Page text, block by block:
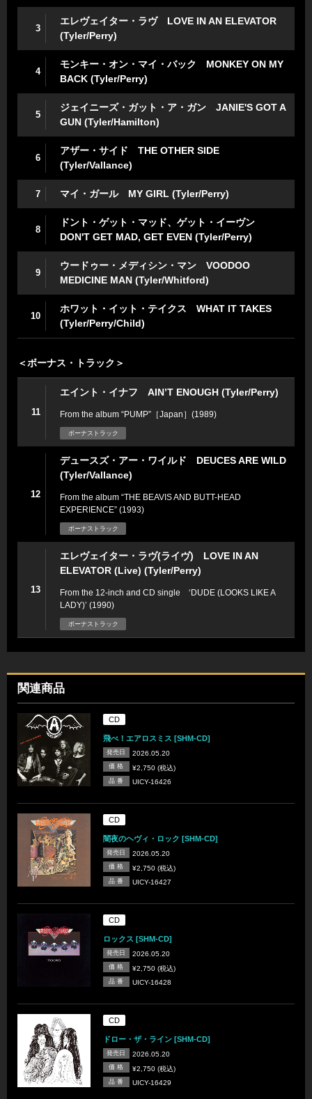
3
エレヴェイター・ラヴ LOVE IN AN ELEVATOR
(Tyler/Perry)
4
モンキー・オン・マイ・バック MONKEY ON MY
BACK (Tyler/Perry)
5
ジェイニーズ・ガット・ア・ガン JANIE'S GOT A
GUN (Tyler/Hamilton)
6
アザー・サイド THE OTHER SIDE
(Tyler/Vallance)
7 マイ・ガール MY GIRL (Tyler/Perry)
8
ドント・ゲット・マッド、ゲット・イーヴン
DON'T GET MAD, GET EVEN (Tyler/Perry)
9
ウードゥー・メディシン・マン VOODOO
MEDICINE MAN (Tyler/Whitford)
10
ホワット・イット・テイクス WHAT IT TAKES
(Tyler/Perry/Child)
＜ボーナス・トラック＞
11
エイント・イナフ AIN’T ENOUGH (Tyler/Perry)
From the album “PUMP”［Japan］(1989)
ボーナストラック
12
デュースズ・アー・ワイルド DEUCES ARE WILD
(Tyler/Vallance)
From the album “THE BEAVIS AND BUTT-HEAD
EXPERIENCE” (1993)
ボーナストラック
13
エレヴェイター・ラヴ(ライヴ) LOVE IN AN
ELEVATOR (Live) (Tyler/Perry)
From the 12-inch and CD single ‘DUDE (LOOKS LIKE A
LADY)’ (1990)
ボーナストラック
関連商品
CD
飛べ！エアロスミス [SHM-CD]
発売日 2026.05.20
価 格 ¥2,750 (税込)
品 番 UICY-16426
CD
闇夜のヘヴィ・ロック [SHM-CD]
発売日 2026.05.20
価 格 ¥2,750 (税込)
品 番 UICY-16427
CD
ロックス [SHM-CD]
発売日 2026.05.20
価 格 ¥2,750 (税込)
品 番 UICY-16428
CD
ドロー・ザ・ライン [SHM-CD]
発売日 2026.05.20
価 格 ¥2,750 (税込)
品 番 UICY-16429